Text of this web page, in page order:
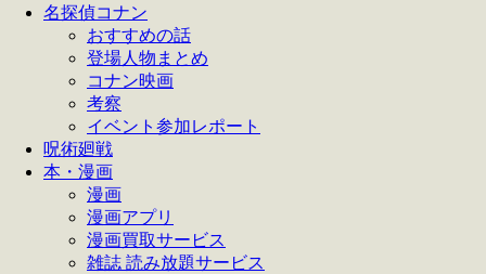
名探偵コナン
おすすめの話
登場人物まとめ
コナン映画
考察
イベント参加レポート
呪術廻戦
本・漫画
漫画
漫画アプリ
漫画買取サービス
雑誌 読み放題サービス